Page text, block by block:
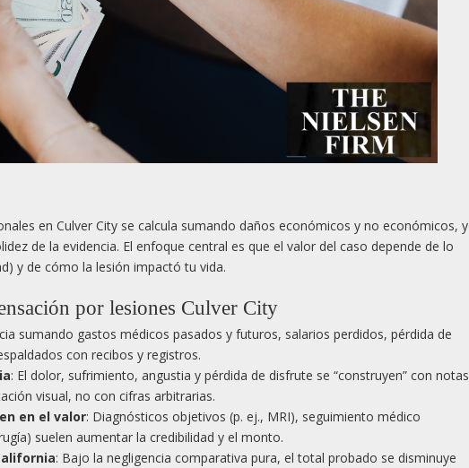
en Culver City se calcula sumando daños económicos y no económicos, y
de la evidencia. El enfoque central es que el valor del caso depende de lo
y de cómo la lesión impactó tu vida.
por lesiones Culver City
sumando gastos médicos pasados y futuros, salarios perdidos, pérdida de
con recibos y registros.
: El dolor, sufrimiento, angustia y pérdida de disfrute se “construyen” con notas
visual, no con cifras arbitrarias.
en el valor: Diagnósticos objetivos (p. ej., MRI), seguimiento médico
suelen aumentar la credibilidad y el monto.
: Bajo la negligencia comparativa pura, el total probado se disminuye